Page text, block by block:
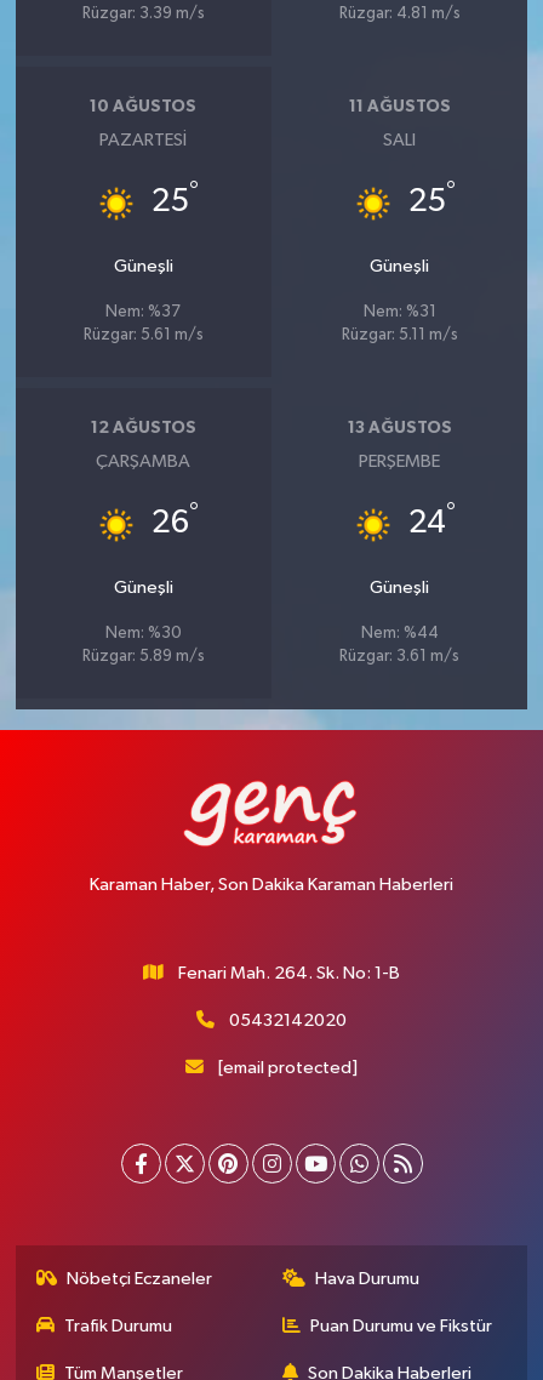
Rüzgar: 3.39 m/s
Rüzgar: 4.81 m/s
10 AĞUSTOS
PAZARTESI
25°
Güneşli
Nem: %37
Rüzgar: 5.61 m/s
11 AĞUSTOS
SALI
25°
Güneşli
Nem: %31
Rüzgar: 5.11 m/s
12 AĞUSTOS
ÇARŞAMBA
26°
Güneşli
Nem: %30
Rüzgar: 5.89 m/s
13 AĞUSTOS
PERŞEMBE
24°
Güneşli
Nem: %44
Rüzgar: 3.61 m/s
Karaman Haber, Son Dakika Karaman Haberleri
Fenari Mah. 264. Sk. No: 1-B
05432142020
[email protected]
Nöbetçi Eczaneler Hava Durumu
Trafik Durumu Puan Durumu ve Fikstür
Tüm Manşetler Son Dakika Haberleri